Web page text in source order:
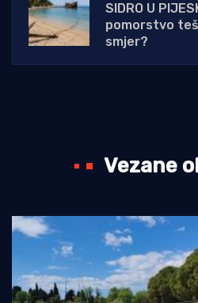
SIDRO U
pomorstvo
smjer?
Vezane